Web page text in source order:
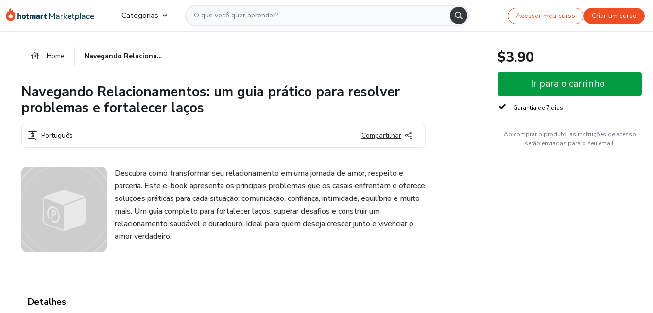
para
para
para
Categorias Acessar meu curso Criar um curso
Home Navegando Relacionamentos: um guia prático para resolver problemas e fortalecer laços
Navegando Relacionamentos: um guia prático para resolver
problemas e fortalecer laços
Português Compartilhar
Descubra como transformar seu relacionamento em uma jornada de amor, respeito e
parceria. Este e-book apresenta os principais problemas que os casais enfrentam e oferece
soluções práticas para cada situação: comunicação, confiança, intimidade, equilíbrio e muito
mais. Um guia completo para fortalecer laços, superar desafios e construir um
relacionamento saudável e duradouro. Ideal para quem deseja crescer junto e vivenciar o
amor verdadeiro.
Detalhes
$3.90
Ir para o carrinho
Garantia de 7 dias
Ao comprar o produto, as instruções de acesso
serão enviadas para o seu email.